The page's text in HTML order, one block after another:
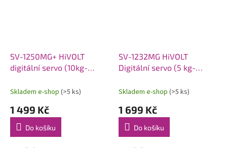
SV-1250MG+ HiVOLT
digitální servo (10kg-
Skladem e-shop (>5 ks)
1 499 Kč
Do košíku
SV-1232MG HiVOLT
Digitální servo (5 kg-
Skladem e-shop (>5 ks)
1 699 Kč
Do košíku